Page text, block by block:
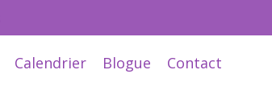
Calendrier Blogue Contact